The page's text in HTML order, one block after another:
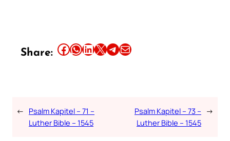
Share: Share this article on Facebook Share this article on WhatsApp Share this article on LinkedIn Share this article on X Share this article on TelegramEmail this Article
← Psalm Kapitel – 71 –
Luther Bible – 1545
Psalm Kapitel – 73 –
Luther Bible – 1545
→